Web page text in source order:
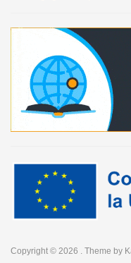
Copyright © 2026 . Theme by